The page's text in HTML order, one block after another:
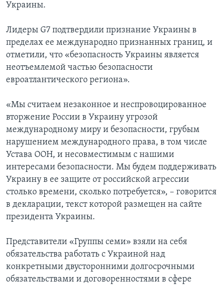
Украины.
Лидеры G7 подтвердили признание Украины в
пределах ее международно признанных границ, и
отметили, что «безопасность Украины является
неотъемлемой частью безопасности
евроатлантического региона».
«Мы считаем незаконное и неспровоцированное
вторжение России в Украину угрозой
международному миру и безопасности, грубым
нарушением международного права, в том числе
Устава ООН, и несовместимым с нашими
интересами безопасности. Мы будем поддерживать
Украину в ее защите от российской агрессии
столько времени, сколько потребуется», – говорится
в декларации, текст которой размещен на сайте
президента Украины.
Представители «Группы семи» взяли на себя
обязательства работать с Украиной над
конкретными двусторонними долгосрочными
обязательствами и договоренностями в сфере